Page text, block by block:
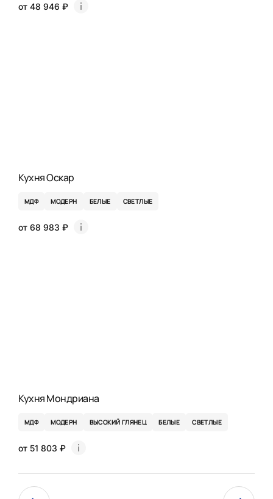
от 48 946 ₽
Кухня Оскар
МДФ МОДЕРН БЕЛЫЕ СВЕТЛЫЕ
от 68 983 ₽
Кухня Мондриана
МДФ МОДЕРН ВЫСОКИЙ ГЛЯНЕЦ БЕЛЫЕ СВЕТЛЫЕ
от 51 803 ₽